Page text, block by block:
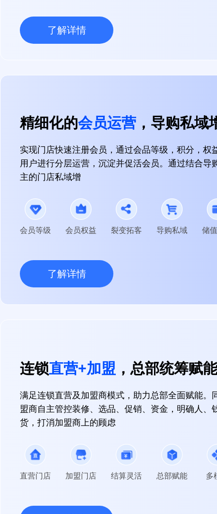
了解详情
精细化的会员运营 ，导购私域
实现门店快速注册会员，通过会品等级，积分，权
用户进行分层运营，沉淀并促活会员。通过结合导
主的门店私域增
会员等级 会员权益 裂变拓客 导购私域 储
了解详情
连锁直营+加盟 ，总部统筹赋
满足连锁直营及加盟商模式，助力总部全面赋能。
盟商自主管控装修、选品、促销、资金，明确人、
货，打消加盟商上的顾虑
直营门店 加盟门店 结算灵活 总部赋能 多